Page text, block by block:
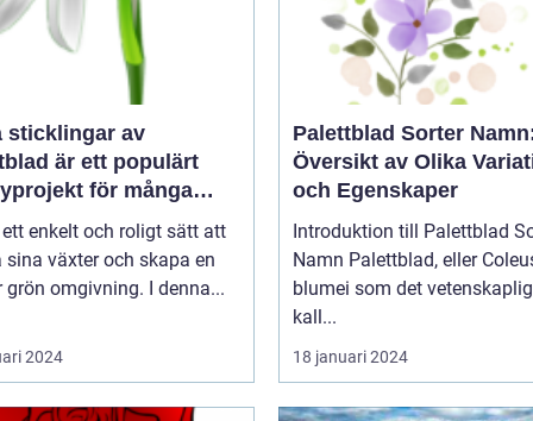
sticklingar av
är ett populärt
för många
enkelt och roligt sätt att
sina växter och skapa en
grön omgivning. I denna...
2024
Palettblad Sorter
Översikt av Olika
och Egenskaper
Introduktion till Palettblad
Namn Palettblad, eller Coleus
blumei som det
kall...
18 januari 2024